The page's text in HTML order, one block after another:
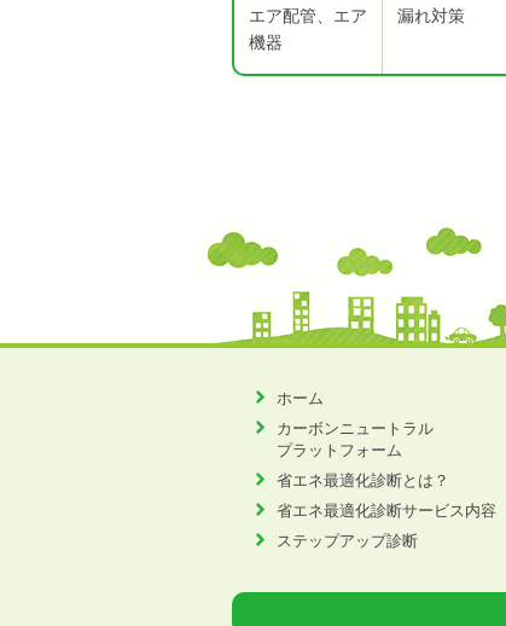
エア配管、エア
機器
漏れ対策
ホーム
カーボンニュートラル
プラットフォーム
省エネ最適化診断とは？
省エネ最適化診断サービス内容
ステップアップ診断